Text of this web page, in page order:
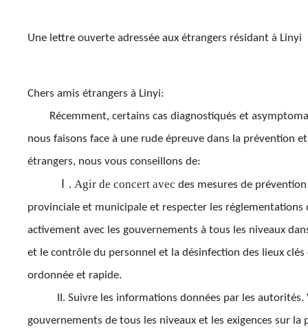
Une lettre ouverte adressée aux étrangers résidant à Linyi
Chers amis étrangers à Linyi:
Récemment, certains cas diagnostiqués et
nous faisons face à une rude épreuve dans la prévention
étrangers, nous vous conseillons de:
Ⅰ. Agir de concert avec des mesures de
provinciale et municipale et respecter les
activement avec les gouvernements à tous les niveaux
et le contrôle du personnel et la désinfection des lieux
ordonnée et rapide.
II. Suivre les informations données par les
gouvernements de tous les niveaux et les exigences sur